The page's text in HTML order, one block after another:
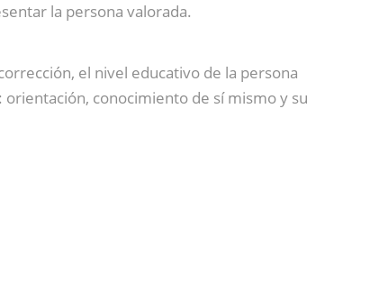
la persona valorada.
el nivel educativo de la persona
conocimiento de sí mismo y su